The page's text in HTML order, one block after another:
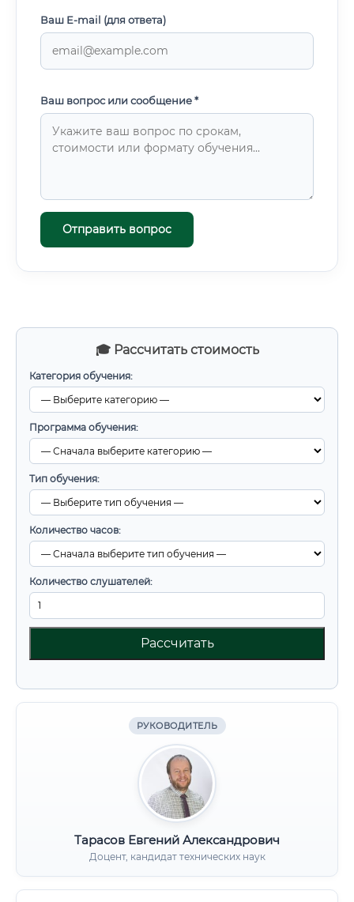
🎓 Рассчитать стоимость
Категория обучения:
Программа обучения:
Тип обучения:
Количество часов:
Количество слушателей:
Рассчитать
РУКОВОДИТЕЛЬ
Тарасов Евгений Александрович
Доцент, кандидат технических наук
Ваш E-mail (для ответа)
Ваш вопрос или сообщение *
Отправить вопрос